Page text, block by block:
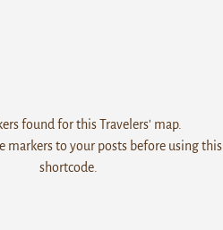
found for this Travelers' map.
markers to your posts before using this
shortcode.